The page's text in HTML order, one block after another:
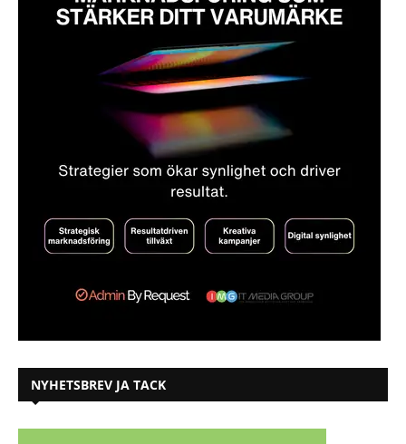
NYHETSBREV JA TACK